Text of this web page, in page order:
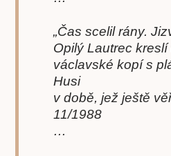
„Čas scelil rány.
Opilý Lautrec
václavské kopí s
Husi
v době, jež ještě
11/1988
…